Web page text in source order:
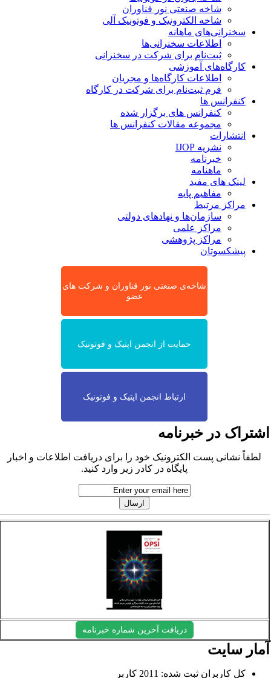
شاخه صنعتی نور فناوران
شاخه‌ الکترونیک و فوتونیک آلی
سخنرانی‌های ماهانه
اطلاعات سخنرانی‌‌ها
ثبت‌نام برای شرکت در سخنرانی
کارگاه‌های آموزشی
اطلاعات کارگاه‌ها و مجریان
فرم ثبت‌نام برای شرکت در کارگاه
کنفرانس ها
کنفرانس های برگزار شده
مجموعه مقالات کنفرانس ها
انتشارات
نشریه IJOP
خبرنامه
ماهنامه
لینک های مفید
مفاهیم پایه
مراکز مرتبط
سازمان‌ها و نهادهای دولتی
مراکز علمی
مراکز پژوهشی
پیشکسوتان
شاخه‌ی صنعتی نور فناوران و شرکت های
عضو
حمایت از انجمن اپتیک و فوتونیک
ارتباط انجمن اپتیک و فوتونیک
در خبرنامه
لطفاً نشانی پست الکترونیک خود را برای دریافت اطلاعات و اخبار
پایگاه در کادر زیر وارد کنید.
دریافت آخرین شماره خبرنامه
سایت
کل کاربران ثبت شده: 2011 کاربر